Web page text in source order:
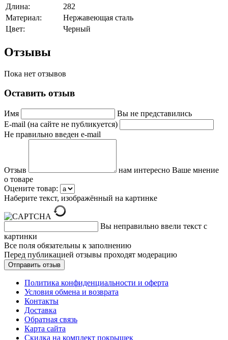
Длина:
282
Материал:
Нержавеющая сталь
Цвет:
Черный
Отзывы
Пока нет отзывов
Оставить отзыв
Имя
Вы не представились
E-mail (на сайте не публикуется)
Не правильно введен e-mail
Отзыв
нам интересно Ваше мнение
о товаре
Оцените товар:
Наберите текст, изображённый на картинке
Вы неправильно ввели текст с
картинки
Все поля обязательны к заполнению
Перед публикацией отзывы проходят модерацию
Политика конфиденциальности и оферта
Условия обмена и возврата
Контакты
Доставка
Обратная связь
Карта сайта
Скидка на комплект покрышек